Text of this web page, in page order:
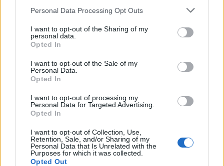
Personal Data Processing Opt Outs
I want to opt-out of the Sharing of my
personal data.
Opted In
I want to opt-out of the Sale of my
Personal Data.
Opted In
I want to opt-out of processing my
Personal Data for Targeted Advertising.
Opted In
I want to opt-out of Collection, Use,
Retention, Sale, and/or Sharing of my
Personal Data that Is Unrelated with the
Purposes for which it was collected.
Opted Out
Česko v roce 2023
komunálního odpadu na
osobu, což bylo o 27 kilogramů
to z analýzy projektu Evropa v datech. Oproti rokům 2022 a 2021
se jedná o mírné zlepšení. Podle dat Eurostatu Česko v roce 2022
vyprodukovalo 549 kg komunálního odpadu, o rok dříve pak 570.
Země se podle analýzy také rychle zlepšuje v cirkulárním využití
materiálů, tedy ve využívání recyklovaných materiálů.
Ministerstvo zemědělství kvůli suchu obnoví dotace do
vodárenské infrastruktury
27.7.2026 19:24 ( ČTK )
Diskuse: 1